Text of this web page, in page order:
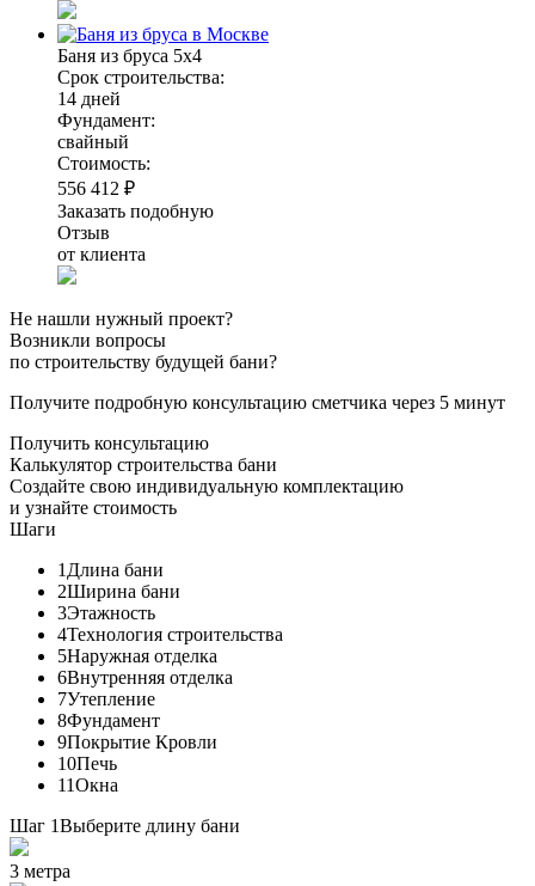
Баня из бруса 5х4
Срок строительства:
14 дней
Фундамент:
свайный
Стоимость:
556 412 ₽
Заказать подобную
Отзыв
от клиента
Не нашли нужный проект?
Возникли вопросы
по строительству будущей бани?
Получите подробную консультацию сметчика через 5 минут
Получить консультацию
Калькулятор строительства бани
Создайте свою индивидуальную комплектацию
и узнайте стоимость
Шаги
1 Длина бани
2Ширина бани
3Этажность
4Технология строительства
5Наружная отделка
6Внутренняя отделка
7Утепление
8Фундамент
9Покрытие Кровли
10Печь
11Окна
Шаг 1Выберите длину бани
3 метра